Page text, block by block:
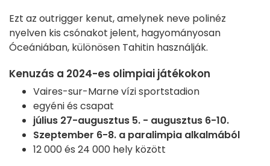
Ezt az outrigger kenut, amelynek neve polinéz
nyelven kis csónakot jelent, hagyományosan
Óceániában, különösen Tahitin használják.
Kenuzás a 2024-es olimpiai játékokon
Vaires-sur-Marne vízi sportstadion
egyéni és csapat
július 27-augusztus 5. - augusztus 6-10.
Szeptember 6-8. a paralimpia alkalmából
12 000 és 24 000 hely között